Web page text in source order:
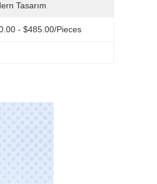
Tasarım
- $485.00/pieces